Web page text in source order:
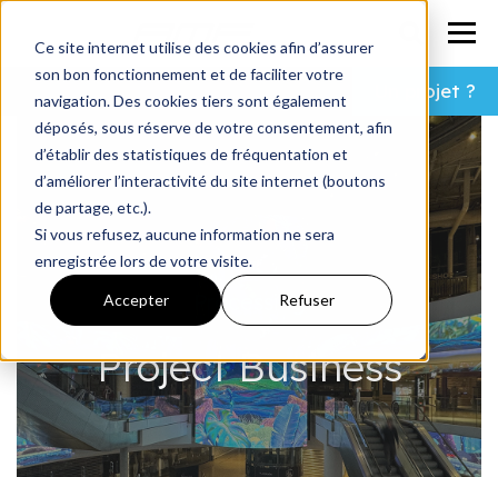
Ce site internet utilise des cookies afin d’assurer
son bon fonctionnement et de faciliter votre
navigation. Des cookies tiers sont également
déposés, sous réserve de votre consentement, afin
d’établir des statistiques de fréquentation et
d’améliorer l’interactivité du site internet (boutons
de partage, etc.).
Si vous refusez, aucune information ne sera
enregistrée lors de votre visite.
Accepter Refuser
Un projet ?
Processing
Project Business